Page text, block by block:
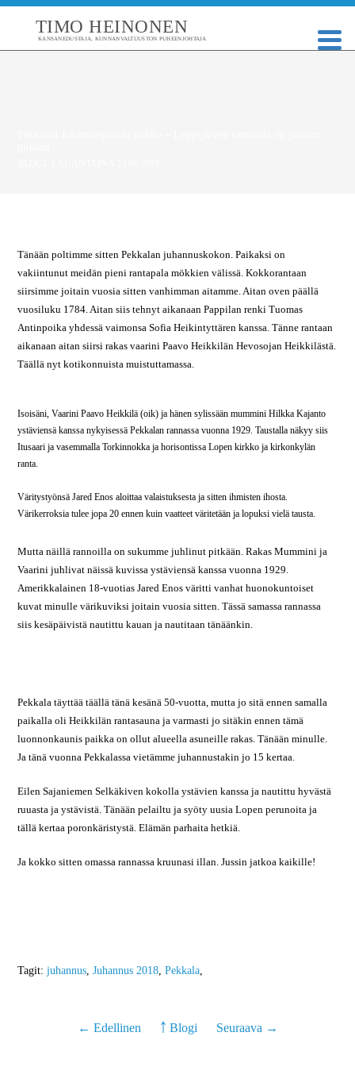
TIMO HEINONEN
KANSANEDUSTAJA, KUNNANVALTUUSTON PUHEENJOHTAJA
Tänään poltimme sitten Pekkalan juhannuskokon. Paikaksi on
vakiintunut meidän pieni rantapala mökkien välissä. Kokkorantaan
siirsimme joitain vuosia sitten vanhimman aitamme. Aitan oven päällä
vuosiluku 1784. Aitan siis tehnyt aikanaan Pappilan renki Tuomas
Antinpoika yhdessä vaimonsa Sofia Heikintyttären kanssa. Tänne rantaan
aikanaan aitan siirsi rakas vaarini Paavo Heikkilän Hevosojan Heikkilästä.
Täällä nyt kotikonnuista muistuttamassa.
Isoisäni, Vaarini Paavo Heikkilä (oik) ja hänen sylissään mummini Hilkka Kajanto
ystäviensä kanssa nykyisessä Pekkalan rannassa vuonna 1929. Taustalla näkyy siis
Itusaari ja vasemmalla Torkinnokka ja horisontissa Lopen kirkko ja kirkonkylän
ranta.
Väritystyönsä Jared Enos aloittaa valaistuksesta ja sitten ihmisten ihosta.
Värikerroksia tulee jopa 20 ennen kuin vaatteet väritetään ja lopuksi vielä tausta.
Mutta näillä rannoilla on sukumme juhlinut pitkään. Rakas Mummini ja
Vaarini juhlivat näissä kuvissa ystäviensä kanssa vuonna 1929.
Amerikkalainen 18-vuotias Jared Enos väritti vanhat huonokuntoiset
kuvat minulle värikuviksi joitain vuosia sitten. Tässä samassa rannassa
siis kesäpäivistä nautittu kauan ja nautitaan tänäänkin.
Pekkala täyttää täällä tänä kesänä 50-vuotta, mutta jo sitä ennen samalla
paikalla oli Heikkilän rantasauna ja varmasti jo sitäkin ennen tämä
luonnonkaunis paikka on ollut alueella asuneille rakas. Tänään minulle.
Ja tänä vuonna Pekkalassa vietämme juhannustakin jo 15 kertaa.
Eilen Sajaniemen Selkäkiven kokolla ystävien kanssa ja nautittu hyvästä
ruuasta ja ystävistä. Tänään pelailtu ja syöty uusia Lopen perunoita ja
tällä kertaa poronkäristystä. Elämän parhaita hetkiä.
Ja kokko sitten omassa rannassa kruunasi illan. Jussin jatkoa kaikille!
Tagit:juhannus,Juhannus 2018,Pekkala,
← Edellinen ￪ Blogi Seuraava →